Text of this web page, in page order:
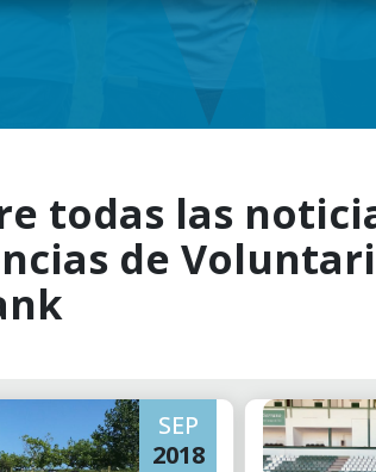
todas las
de
SEP
2018